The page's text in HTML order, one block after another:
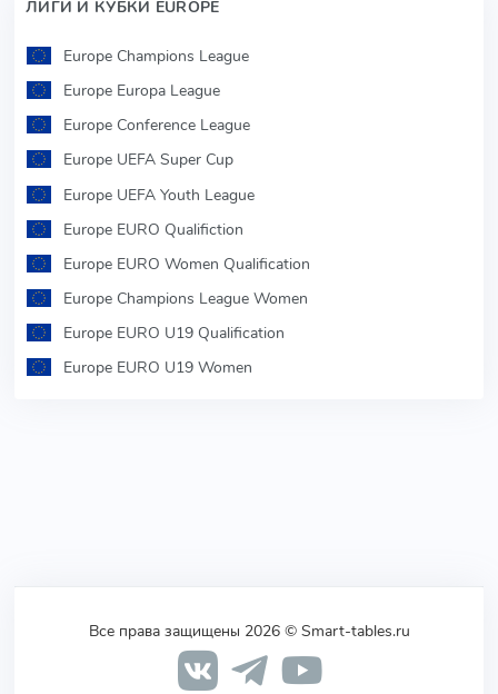
ЛИГИ И КУБКИ EUROPE
Europe Champions League
Europe Europa League
Europe Conference League
Europe UEFA Super Cup
Europe UEFA Youth League
Europe EURO Qualifiction
Europe EURO Women Qualification
Europe Champions League Women
Europe EURO U19 Qualification
Europe EURO U19 Women
Все права защищены 2026 © Smart-tables.ru